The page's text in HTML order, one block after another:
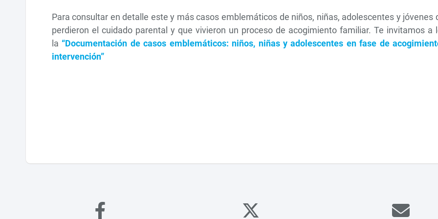
Para consultar en detalle este y más casos emblemáticos de niños, niñas, adolescentes y jóvenes
perdieron el cuidado parental y que vivieron un proceso de acogimiento familiar. Te invitamos a
la “Documentación de casos emblemáticos: niños, niñas y adolescentes en fase de
intervención”